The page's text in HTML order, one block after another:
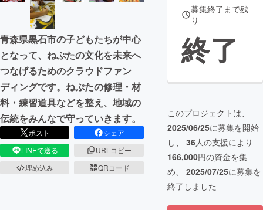
青森県黒石市の子どもたちが中心
となって、ねぷたの文化を未来へ
つなげるためのクラウドファン
ディングです。ねぷたの修理・材
料・練習道具などを整え、地域の
伝統をみんなで守っていきます。
ポスト
シェア
LINEで送る
URLコピー
埋め込み
QRコード
募集終了まで残
り
終了
このプロジェクトは、
2025/06/25に募集を開始
し、 36人の支援により
166,000円の資金を集
め、 2025/07/25に募集を
終了しました